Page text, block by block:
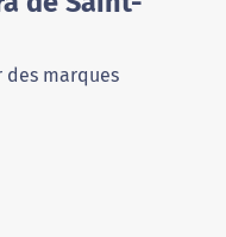
des marques